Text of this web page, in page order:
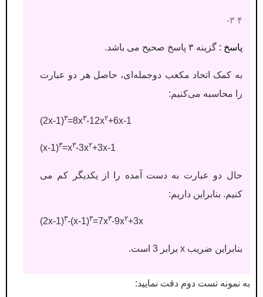
۴ ۳-
پاسخ : گزینه ۳ پاسخ صحیح می باشد.
به‏ کمک اتحاد مکعب دوجمله‌ای، حاصل هر دو عبارت
را محاسبه می‌کنیم:
(2x-1)۳=8x۳-12x۲+6x-1
(x-1)۳=x۳-3x۲+3x-1
حال دو عبارت به دست آمده را از یکدیگر کم می
کنیم. بنابراین داریم:
(2x-1)۳-(x-1)۳=7x۳-9x۲+3x
بنابراین ضریب x برابر 3 است.
به نمونه تست دوم دقت نمایید: